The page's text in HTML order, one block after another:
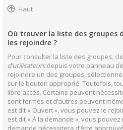
Haut
Où trouver la liste des groupes
les rejoindre ?
Pour consulter la liste des groupes,
d’utilisateursdepuis votre panneau
rejoindre un des groupes,
sur le bouton approprié. Toutefois,
libre accès. Certains peuvent
sont fermés et d’autres peuvent
est dit « Ouvert », vous pouvez le
est dit « À la demande », vous
demande nécessitera d’être